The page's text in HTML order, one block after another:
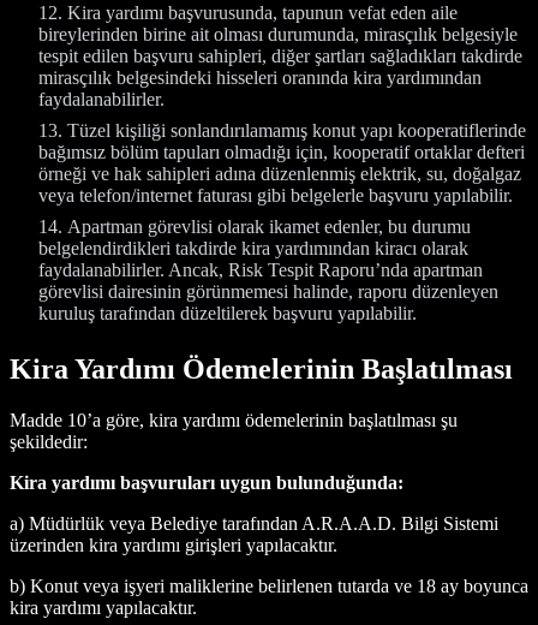
Kira yardımı başvurusunda, tapunun vefat eden aile
bireylerinden birine ait olması durumunda, mirasçılık belgesiyle
tespit edilen başvuru sahipleri, diğer şartları sağladıkları takdirde
mirasçılık belgesindeki hisseleri oranında kira yardımından
faydalanabilirler.
Tüzel kişiliği sonlandırılamamış konut yapı kooperatiflerinde
bağımsız bölüm tapuları olmadığı için, kooperatif ortaklar defteri
örneği ve hak sahipleri adına düzenlenmiş elektrik, su, doğalgaz
veya telefon/internet faturası gibi belgelerle başvuru yapılabilir.
Apartman görevlisi olarak ikamet edenler, bu durumu
belgelendirdikleri takdirde kira yardımından kiracı olarak
faydalanabilirler. Ancak, Risk Tespit Raporu’nda apartman
görevlisi dairesinin görünmemesi halinde, raporu düzenleyen
kuruluş tarafından düzeltilerek başvuru yapılabilir.
Kira Yardımı Ödemelerinin Başlatılması
Madde 10’a göre, kira yardımı ödemelerinin başlatılması şu
şekildedir:
Kira yardımı başvuruları uygun bulunduğunda:
a) Müdürlük veya Belediye tarafından A.R.A.A.D. Bilgi Sistemi
üzerinden kira yardımı girişleri yapılacaktır.
b) Konut veya işyeri maliklerine belirlenen tutarda ve 18 ay boyunca
kira yardımı yapılacaktır.